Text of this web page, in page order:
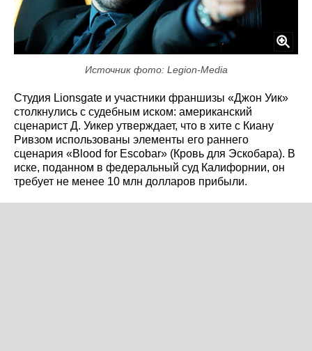
Источник фото: Legion-Media
Студия Lionsgate и участники франшизы «Джон Уик»
столкнулись с судебным иском: американский
сценарист Д. Уикер утверждает, что в хите с Киану
Ривзом использованы элементы его раннего
сценария «Blood for Escobar» (Кровь для Эскобара). В
иске, поданном в федеральный суд Калифорнии, он
требует не менее 10 млн долларов прибыли.